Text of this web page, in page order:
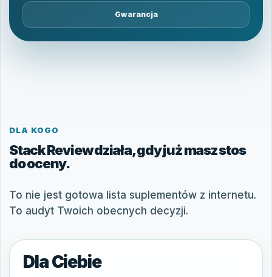
Gwarancja
DLA KOGO
Stack Review działa, gdy już masz stos
do oceny.
To nie jest gotowa lista suplementów z internetu.
To audyt Twoich obecnych decyzji.
Dla Ciebie